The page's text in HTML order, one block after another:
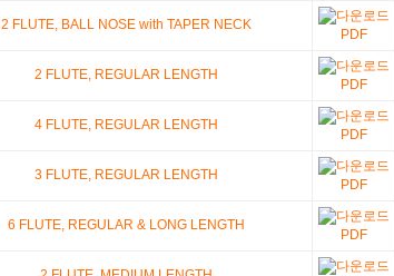
2 FLUTE, BALL NOSE with TAPER NECK
PDF
2 FLUTE, REGULAR LENGTH
PDF
4 FLUTE, REGULAR LENGTH
PDF
3 FLUTE, REGULAR LENGTH
PDF
6 FLUTE, REGULAR & LONG LENGTH
PDF